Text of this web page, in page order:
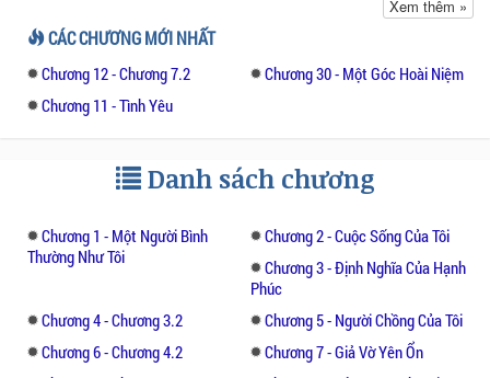
trời, nhìn tài liệu đã xử lý xong, trong lòng
dâng lên niềm tự hào lạ lùng, tuy những
thứ này chiếm rất nhiều thời gian của cô,
nhưng khi thành quả bày ra trước mắt, cảm
phiền muộn. Cô cẩn thận lưu lại rồi mới
đóng file, nghĩ bụng nhất định phải đãi ngộ
bữa hoành tráng mới được.
Điện thoại bỗng đổ chuông, người gọi đến là
Hướng Vũ Hằng. Vương Y Bối nghe máy,
người đàn ông này luôn thích nói về mấy đề
tài cũ rích, còn ngỏ lời muốn mời cô ăn tối.
Xem thêm »
CÁC CHƯƠNG MỚI NHẤT
Chương 12 - Chương 7.2
Chương 30 - Một Góc Hoài Niệm
Chương 11 - Tình Yêu
Danh sách chương
Chương 1 - Một Người Bình
Thường Như Tôi
Chương 2 - Cuộc Sống Của Tôi
Chương 3 - Định Nghĩa Của Hạnh
Phúc
Chương 4 - Chương 3.2
Chương 5 - Người Chồng Của Tôi
Chương 6 - Chương 4.2
Chương 7 - Giả Vờ Yên Ổn